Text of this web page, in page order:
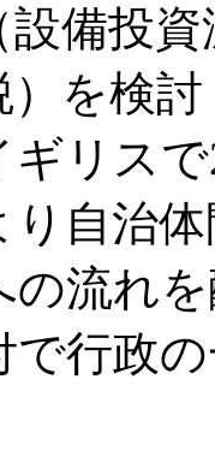
備投
）を検討
リス
自治
の流れ
で行政